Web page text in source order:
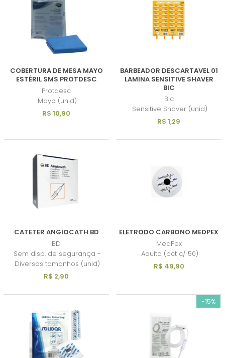
COBERTURA DE MESA MAYO
ESTÉRIL SMS PROTDESC
Protdesc
Mayo (unid)
R$ 10,90
BARBEADOR DESCARTAVEL 01
LAMINA SENSITIVE SHAVER
BIC
Bic
Sensitive Shaver (unid)
R$ 1,29
CATETER ANGIOCATH BD
BD
Sem disp. de segurança -
Diversos tamanhos (unid)
R$ 2,90
ELETRODO CARBONO MEDPEX
MedPex
Adulto (pct c/ 50)
R$ 49,90
-15%